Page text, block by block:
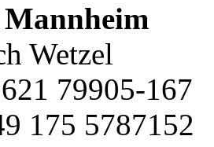
Wetzel
79905-167
175 5787152